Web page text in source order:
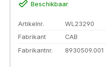
Beschikbaar
Artikelnr.
WL23290
Fabrikant
CAB
Fabrikantnr.
8930509.001